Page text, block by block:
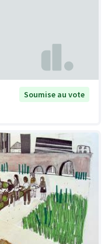
Soumise au vote